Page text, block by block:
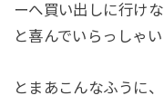
ーへ買い出しに行け
と喜んでいらっしゃい
とまあこんなふうに